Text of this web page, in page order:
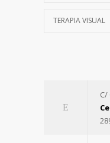
TERAPIA VISUAL
C/